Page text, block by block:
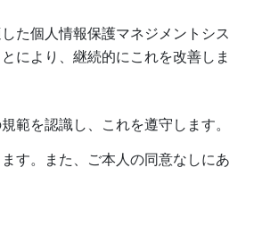
た個人情報保護マネジメントシス
により、継続的にこれを改善しま
範を認識し、これを遵守します。
す。また、ご本人の同意なしにあ